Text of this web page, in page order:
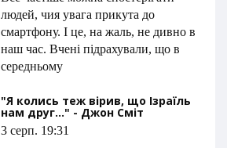
людей, чия увага прикута до
смартфону. І це, на жаль, не дивно в
наш час. Вчені підрахували, що в
середньому
"Я колись теж вірив, що Ізраїль
нам друг..." - Джон Сміт
3 серп. 19:31